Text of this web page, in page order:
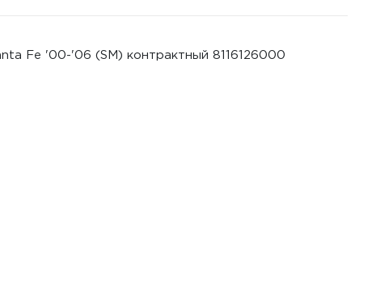
Fe '00-'06 (SM) контрактный 8116126000